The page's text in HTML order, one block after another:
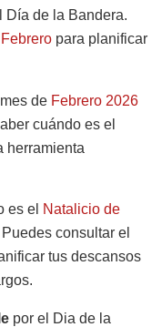
Día de la Bandera.
para planificar
de Febrero 2026
cuándo es el
herramienta
es el Natalicio de
Puedes consultar el
tus descansos
por el Dia de la